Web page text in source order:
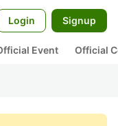
Login Signup
Event Official